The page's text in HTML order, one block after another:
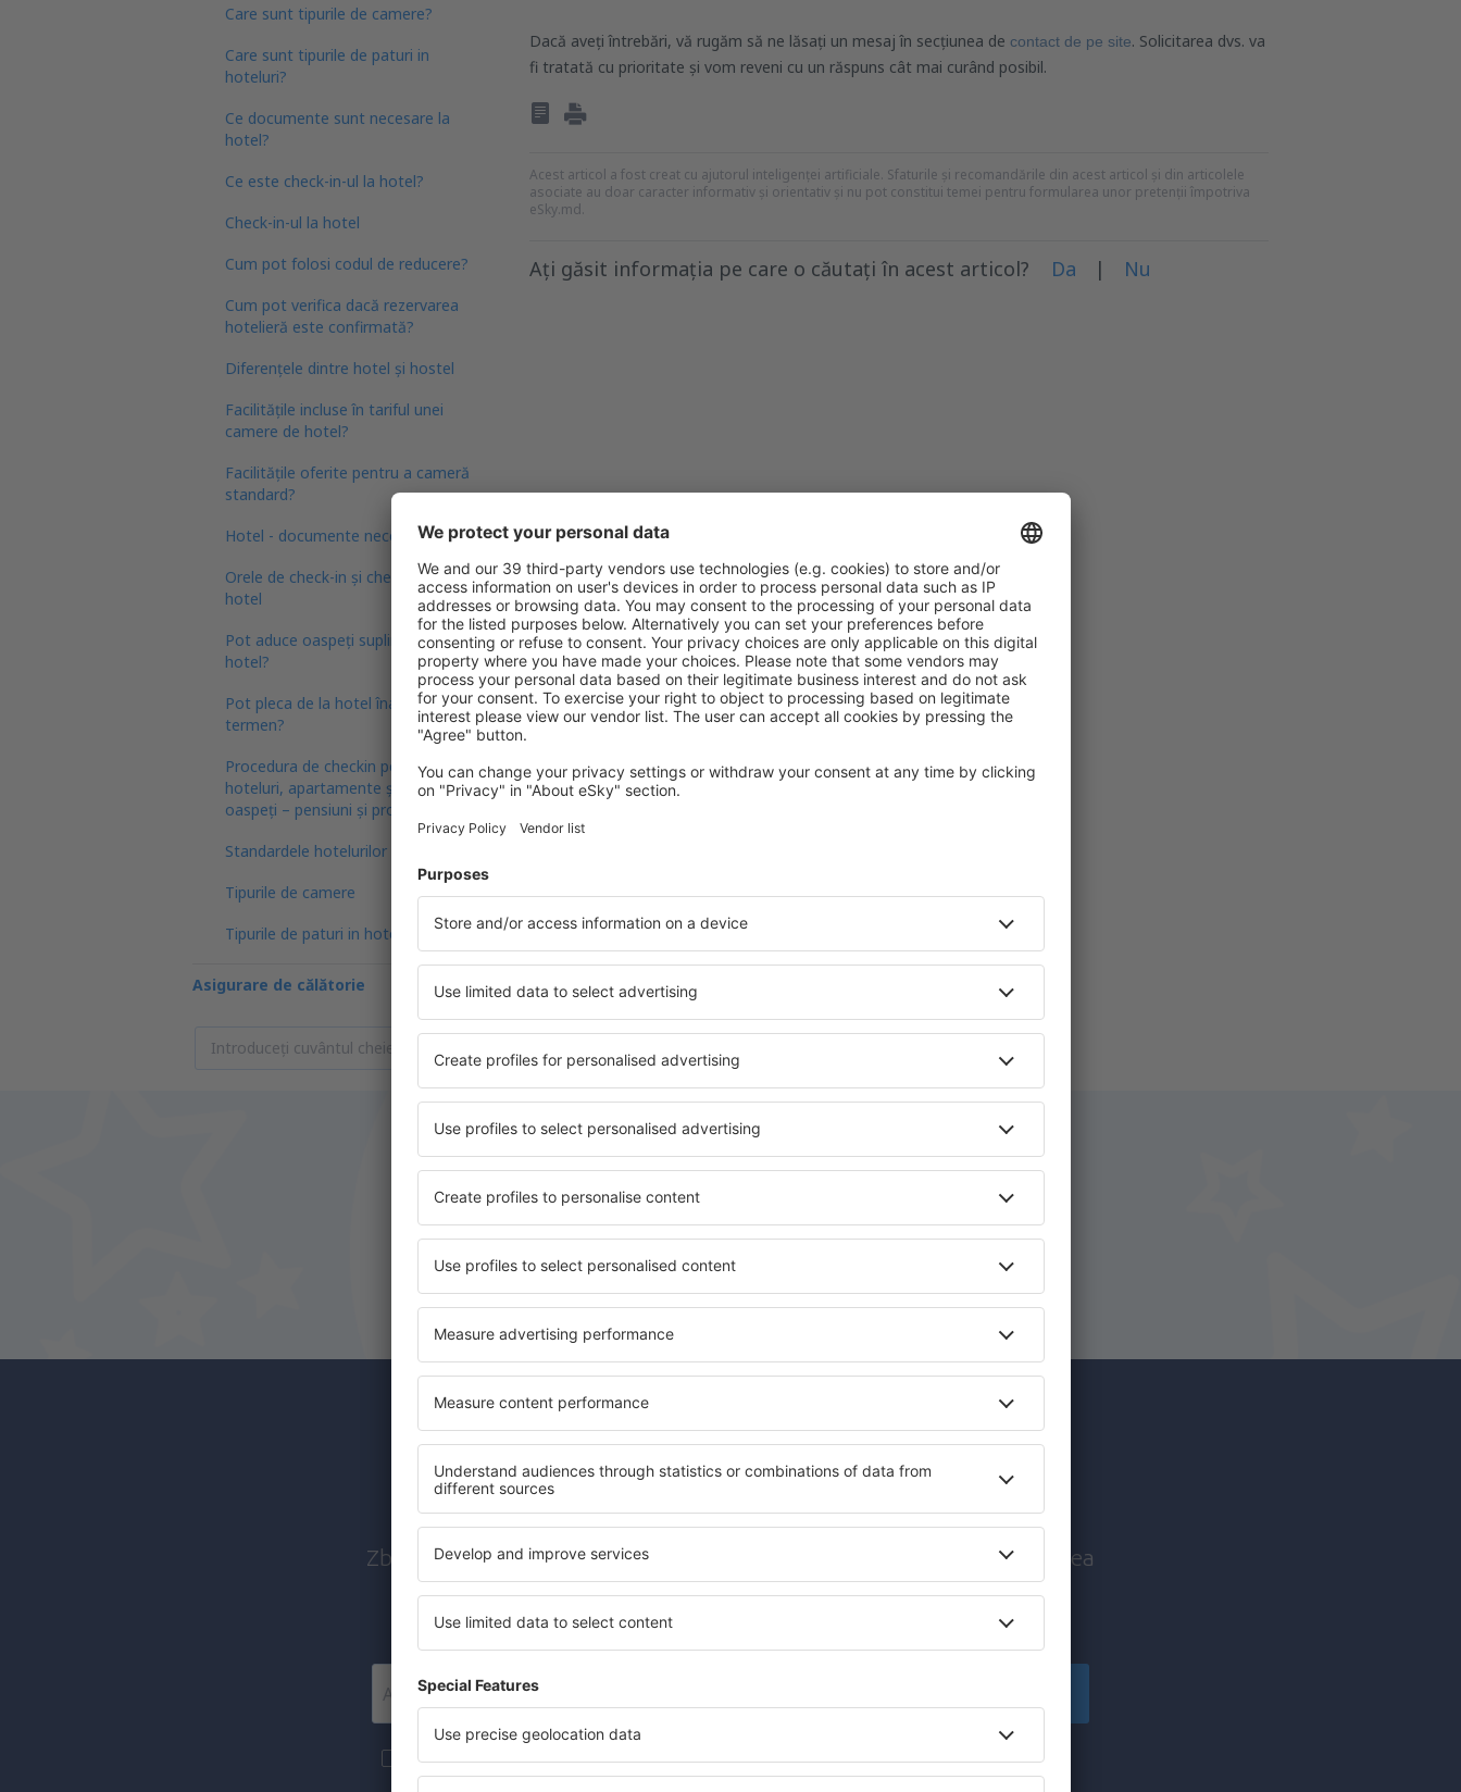
Care sunt tipurile de camere?
Care sunt tipurile de paturi in
hoteluri?
Ce documente sunt necesare la
hotel?
Ce este check-in-ul la hotel?
Check-in-ul la hotel
Cum pot folosi codul de reducere?
Cum pot verifica dacă rezervarea
hotelieră este confirmată?
Diferențele dintre hotel și hostel
Facilitățile incluse în tariful unei
camere de hotel?
Facilitățile oferite pentru a cameră
standard?
Hotel - documente necesare
Orele de check-in și check-out la
hotel
Pot aduce oaspeți suplimentari în
hotel?
Pot pleca de la hotel înainte de
termen?
Procedura de checkin pentru
hoteluri, apartamente și case de
oaspeți – pensiuni și proprietăți
Standardele hotelurilor
Tipurile de camere
Tipurile de paturi in hoteluri
Asigurare de călătorie
Dacă aveți întrebări, vă rugăm să ne lăsați un mesaj în secțiunea de contact de pe site. Solicitarea dvs. va
fi tratată cu prioritate și vom reveni cu un răspuns cât mai curând posibil.
Acest articol a fost creat cu ajutorul inteligenței artificiale. Sfaturile și recomandările din acest articol și din articolele
asociate au doar caracter informativ și orientativ și nu pot constitui temei pentru formularea unor pretenții împotriva
eSky.md.
Ați găsit informația pe care o căutați în acest articol? Da | Nu
Economiseşte timp și bani.
Rezervă un pachet Zbor + Hotel
pe eSky.md!
Explorează
Abonații la newsletter călătoresc mai
Zboruri ieftine, city break-uri, vacanțe – profită de ofertele unice înaintea
tuturor.
Trimitem doar ce e mai bun, pe cuvânt de turişti!
Mai multe călătorii la prețuri avantajoase în newsletter-ul nostru.Sunt de acord să primesc
materiale informaționale (sub formă de newsletter) de la eSky.pl S.A. la adresa de e-mail pe care am